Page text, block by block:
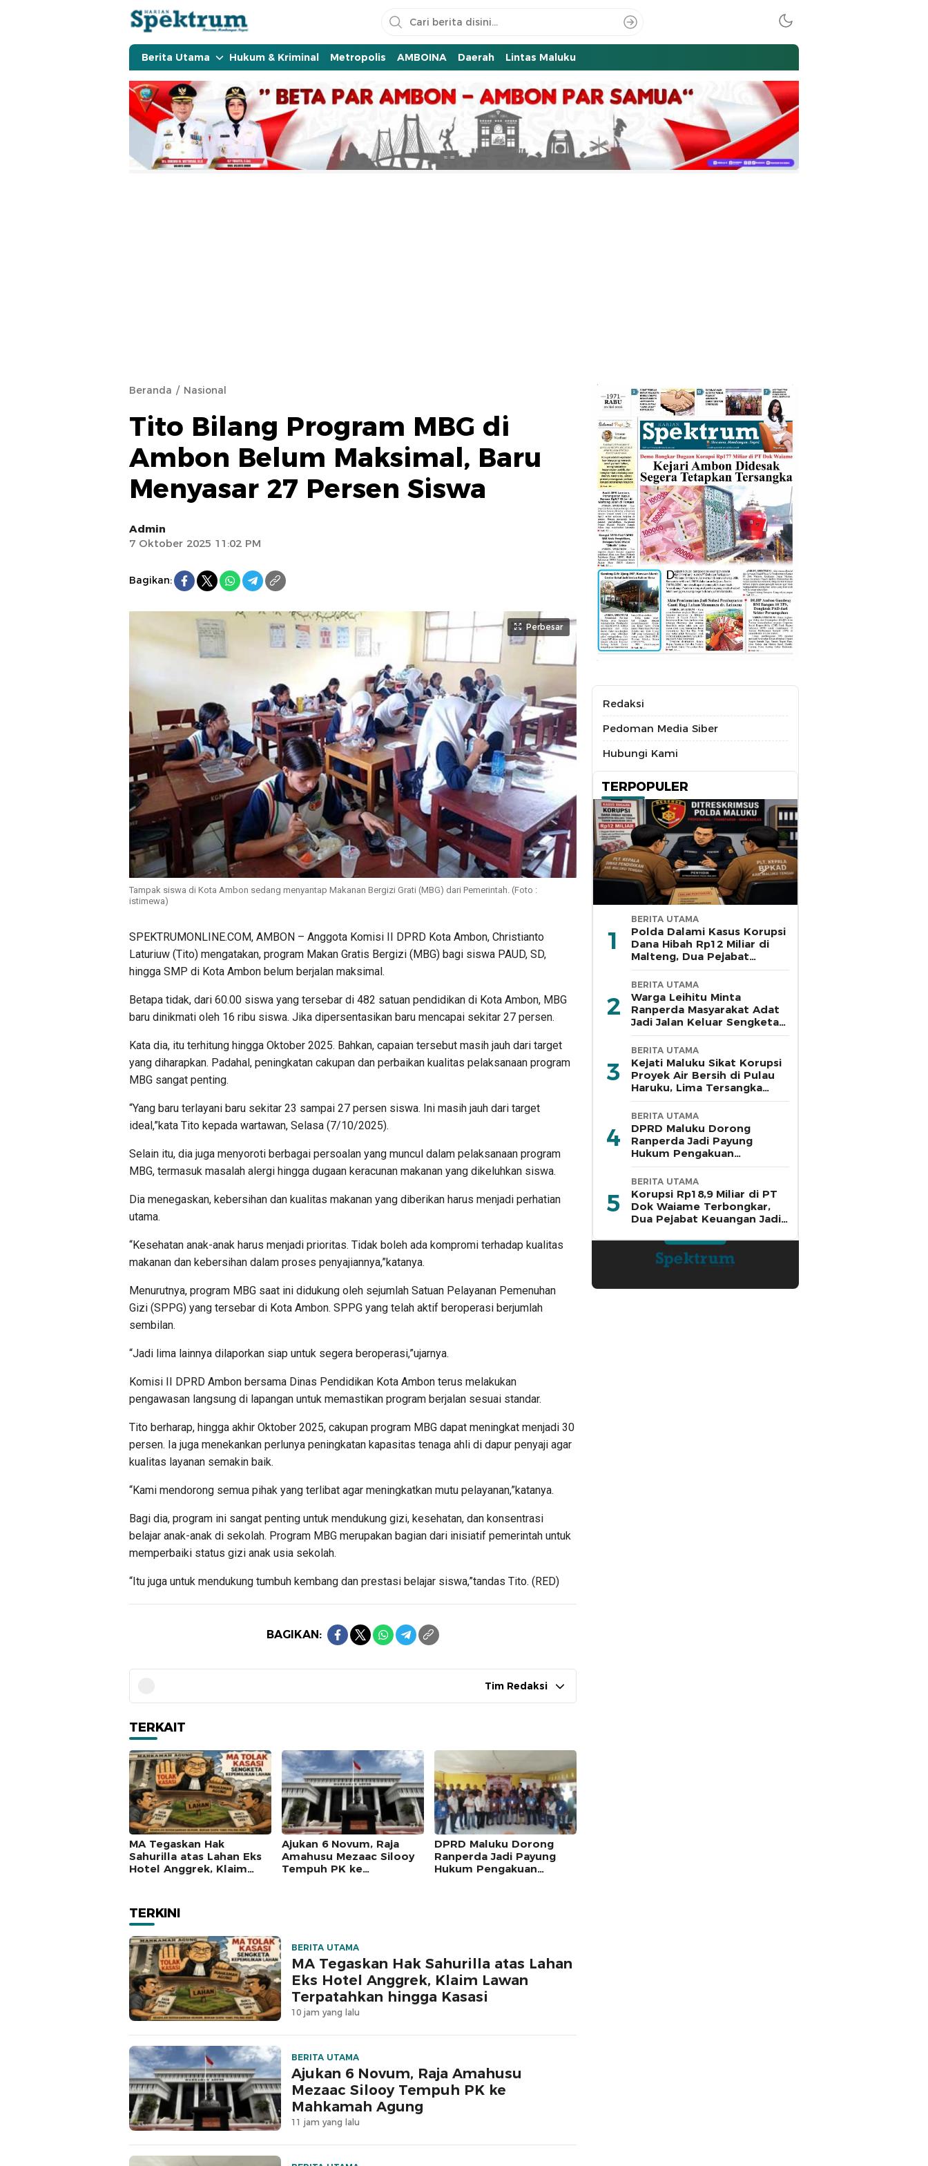
spektrumonline.com
Berita Utama Hukum & Kriminal Metropolis AMBOINA Daerah Lintas Maluku
Beranda Nasional
Tito Bilang Program MBG di
Ambon Belum Maksimal, Baru
Menyasar 27 Persen Siswa
Admin
7 Oktober 2025 11:02 PM
Bagikan:
Perbesar
Tampak siswa di Kota Ambon sedang menyantap Makanan Bergizi Grati (MBG) dari Pemerintah. (Foto :
istimewa)
SPEKTRUMONLINE.COM, AMBON – Anggota Komisi II DPRD Kota Ambon, Christianto
Laturiuw (Tito) mengatakan, program Makan Gratis Bergizi (MBG) bagi siswa PAUD, SD,
hingga SMP di Kota Ambon belum berjalan maksimal.
Betapa tidak, dari 60.00 siswa yang tersebar di 482 satuan pendidikan di Kota Ambon, MBG
baru dinikmati oleh 16 ribu siswa. Jika dipersentasikan baru mencapai sekitar 27 persen.
Kata dia, itu terhitung hingga Oktober 2025. Bahkan, capaian tersebut masih jauh dari target
yang diharapkan. Padahal, peningkatan cakupan dan perbaikan kualitas pelaksanaan program
MBG sangat penting.
“Yang baru terlayani baru sekitar 23 sampai 27 persen siswa. Ini masih jauh dari target
ideal,”kata Tito kepada wartawan, Selasa (7/10/2025).
Selain itu, dia juga menyoroti berbagai persoalan yang muncul dalam pelaksanaan program
MBG, termasuk masalah alergi hingga dugaan keracunan makanan yang dikeluhkan siswa.
Dia menegaskan, kebersihan dan kualitas makanan yang diberikan harus menjadi perhatian
utama.
“Kesehatan anak-anak harus menjadi prioritas. Tidak boleh ada kompromi terhadap kualitas
makanan dan kebersihan dalam proses penyajiannya,”katanya.
Menurutnya, program MBG saat ini didukung oleh sejumlah Satuan Pelayanan Pemenuhan
Gizi (SPPG) yang tersebar di Kota Ambon. SPPG yang telah aktif beroperasi berjumlah
sembilan.
“Jadi lima lainnya dilaporkan siap untuk segera beroperasi,”ujarnya.
Komisi II DPRD Ambon bersama Dinas Pendidikan Kota Ambon terus melakukan
pengawasan langsung di lapangan untuk memastikan program berjalan sesuai standar.
Tito berharap, hingga akhir Oktober 2025, cakupan program MBG dapat meningkat menjadi 30
persen. Ia juga menekankan perlunya peningkatan kapasitas tenaga ahli di dapur penyaji agar
kualitas layanan semakin baik.
“Kami mendorong semua pihak yang terlibat agar meningkatkan mutu pelayanan,”katanya.
Bagi dia, program ini sangat penting untuk mendukung gizi, kesehatan, dan konsentrasi
belajar anak-anak di sekolah. Program MBG merupakan bagian dari inisiatif pemerintah untuk
memperbaiki status gizi anak usia sekolah.
“Itu juga untuk mendukung tumbuh kembang dan prestasi belajar siswa,”tandas Tito. (RED)
BAGIKAN:
Tim Redaksi
TERKAIT
MA Tegaskan Hak
Sahurilla atas Lahan Eks
Hotel Anggrek, Klaim
Ajukan 6 Novum, Raja
Amahusu Mezaac Silooy
Tempuh PK ke
DPRD Maluku Dorong
Ranperda Jadi Payung
Hukum Pengakuan
TERKINI
BERITA UTAMA
MA Tegaskan Hak Sahurilla atas Lahan
Eks Hotel Anggrek, Klaim Lawan
Terpatahkan hingga Kasasi
10 jam yang lalu
BERITA UTAMA
Ajukan 6 Novum, Raja Amahusu
Mezaac Silooy Tempuh PK ke
Mahkamah Agung
11 jam yang lalu
Redaksi
Pedoman Media Siber
Hubungi Kami
TERPOPULER
1
BERITA UTAMA
Polda Dalami Kasus Korupsi
Dana Hibah Rp12 Miliar di
Malteng, Dua Pejabat
Pemkab Diperiksa
2
BERITA UTAMA
Warga Leihitu Minta
Ranperda Masyarakat Adat
Jadi Jalan Keluar Sengketa
Enam Dusun Tanjung Sial
3
BERITA UTAMA
Kejati Maluku Sikat Korupsi
Proyek Air Bersih di Pulau
Haruku, Lima Tersangka
Ditahan
4
BERITA UTAMA
DPRD Maluku Dorong
Ranperda Jadi Payung
Hukum Pengakuan
Masyarakat Adat
5
BERITA UTAMA
Korupsi Rp18,9 Miliar di PT
Dok Waiame Terbongkar,
Dua Pejabat Keuangan Jadi